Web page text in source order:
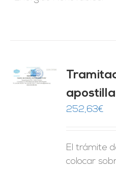
apostilla
252,63€
El trámite
colocar